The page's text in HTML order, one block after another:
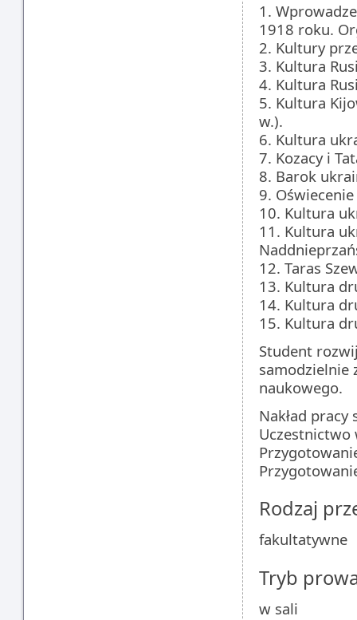
1.
1918 roku.
2. Kultury
3. Kultura
4. Kultura
5. Kultura
w.).
6. Kultura
7. Kozacy i
8. Barok
9.
10. Kultura
11. Kultura
12. Taras
13. Kultura
14. Kultura
15. Kultura
Student
samodzielnie
naukowego.
Nakład pracy
Uczestnictwo
Rodzaj
fakultatywne
Tryb
w sali